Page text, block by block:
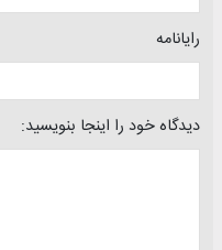
رایانامه
دیدگاه خود را اینجا بنویسید: